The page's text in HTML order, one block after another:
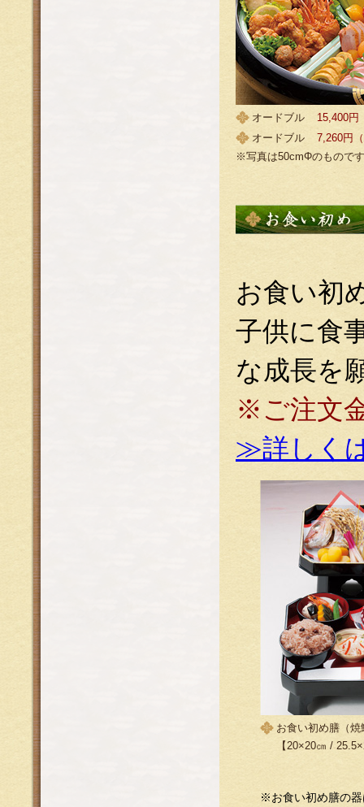
オードブル
15,400円
オードブル
7,260円
※写真は50cmΦのもので
お食い初
子供に食
な成長を
※ご注文
≫詳しく
お食い初め膳（焼
【20×20㎝ /
※お食い初め膳の